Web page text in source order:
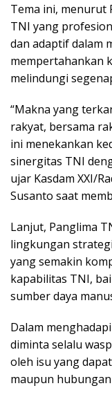
Tema ini, menurut
TNI yang
dan adaptif dalam
mempertahankan
melindungi
“Makna yang
rakyat, bersama
ini menekankan
sinergitas TNI
ujar Kasdam XXI/
Susanto saat
Lanjut, Panglima
lingkungan
yang semakin
kapabilitas TNI,
sumber daya
Dalam
diminta selalu
oleh isu yang
maupun